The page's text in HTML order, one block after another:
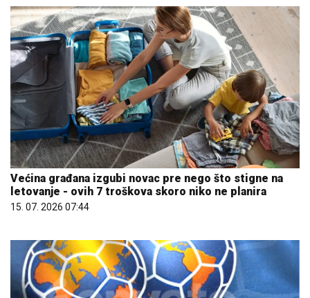
Većina građana izgubi novac pre nego što stigne na
letovanje - ovih 7 troškova skoro niko ne planira
15. 07. 2026 07:44